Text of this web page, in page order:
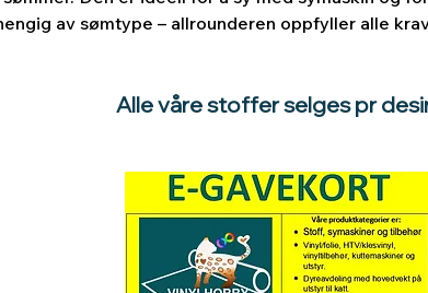
av sømtype – allrounderen oppfyller alle
Alle våre stoffer selges pr